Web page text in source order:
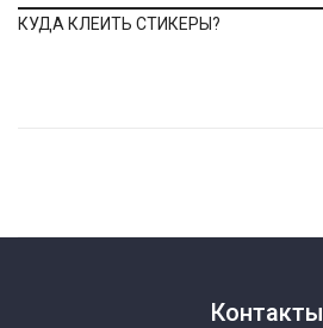
КУДА КЛЕИТЬ СТИКЕРЫ?
Контакты